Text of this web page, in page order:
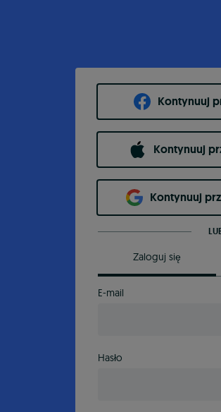
Kontynuuj
Kontynuuj
Kontynuuj
Zaloguj się
E-mail
Hasło